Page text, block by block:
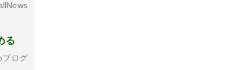
る
ログ